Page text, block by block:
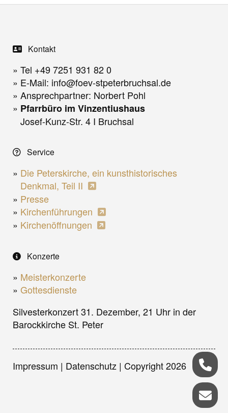
Kontakt
Tel +49 7251 931 82 0
E-Mail: info@foev-stpeterbruchsal.de
Ansprechpartner: Norbert Pohl
Pfarrbüro im Vinzentiushaus
Josef-Kunz-Str. 4 I Bruchsal
Service
Die Peterskirche, ein kunsthistorisches
Denkmal, Teil II
Presse
Kirchenführungen
Kirchenöffnungen
Konzerte
Meisterkonzerte
Gottesdienste
Silvesterkonzert 31. Dezember, 21 Uhr in der
Barockkirche St. Peter
Impressum | Datenschutz | Copyright 2026